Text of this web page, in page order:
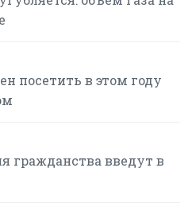
посетить в этом году
гражданства введут в